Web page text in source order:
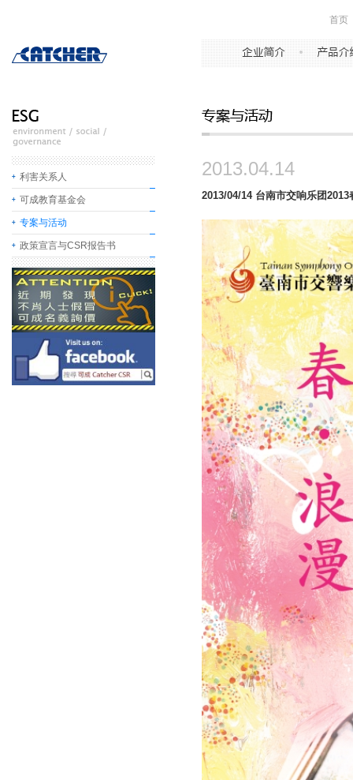
利害关系人
可成教育基金会
专案与活动
政策宣言与CSR报告书
2013.04.14
2013/04/14 台南市交响乐团2013
首页